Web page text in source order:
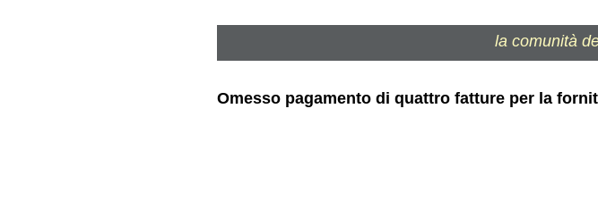
la comunità
Omesso pagamento di quattro fatture per la